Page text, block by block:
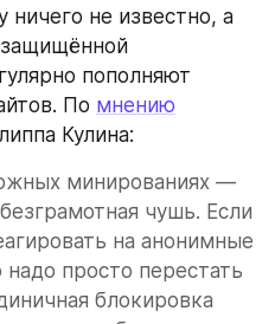
ничего не известно, а
защищённой
пополняют
По мнению
Кулина:
минированиях —
чушь. Если
на анонимные
просто перестать
блокировка